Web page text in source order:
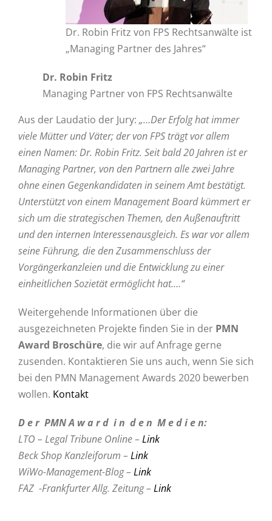
Dr. Robin Fritz von FPS Rechtsanwälte ist
„Managing Partner des Jahres“
Dr. Robin Fritz
Managing Partner von FPS Rechtsanwälte
Aus der Laudatio der Jury: „…Der Erfolg hat immer
viele Mütter und Väter; der von FPS trägt vor allem
einen Namen: Dr. Robin Fritz. Seit bald 20 Jahren ist er
Managing Partner, von den Partnern alle zwei Jahre
ohne einen Gegenkandidaten in seinem Amt bestätigt.
Unterstützt von einem Management Board kümmert er
sich um die strategischen Themen, den Außenauftritt
und den internen Interessenausgleich. Es war vor allem
seine Führung, die den Zusammenschluss der
Vorgängerkanzleien und die Entwicklung zu einer
einheitlichen Sozietät ermöglicht hat….“
Weitergehende Informationen über die
ausgezeichneten Projekte finden Sie in der PMN
Award Broschüre, die wir auf Anfrage gerne
zusenden. Kontaktieren Sie uns auch, wenn Sie sich
bei den PMN Management Awards 2020 bewerben
wollen. Kontakt
D e r PMN A w a r d i n d e n M e d i e n:
LTO – Legal Tribune Online – Link
Beck Shop Kanzleiforum – Link
WiWo-Management-Blog – Link
FAZ -Frankfurter Allg. Zeitung – Link